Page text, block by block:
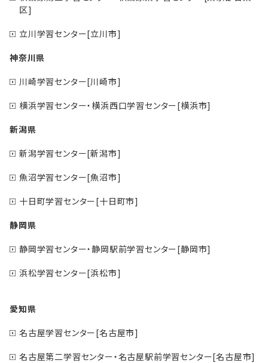
区]
立川学習センター[立川市]
神奈川県
川崎学習センター[川崎市]
横浜学習センター・横浜西口学習センター[横浜市]
新潟県
新潟学習センター[新潟市]
魚沼学習センター[魚沼市]
十日町学習センター[十日町市]
静岡県
静岡学習センター・静岡駅前学習センター[静岡市]
浜松学習センター[浜松市]
愛知県
名古屋学習センター[名古屋市]
名古屋第二学習センター・名古屋駅前学習センター[名古屋市]